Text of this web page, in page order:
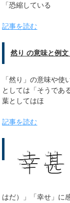
「恐縮している
記事を読む
然り の意味と例
「然り」の意味や
としては「そうであ
葉としてはほ
記事を読む
はだ）」「幸せ」に